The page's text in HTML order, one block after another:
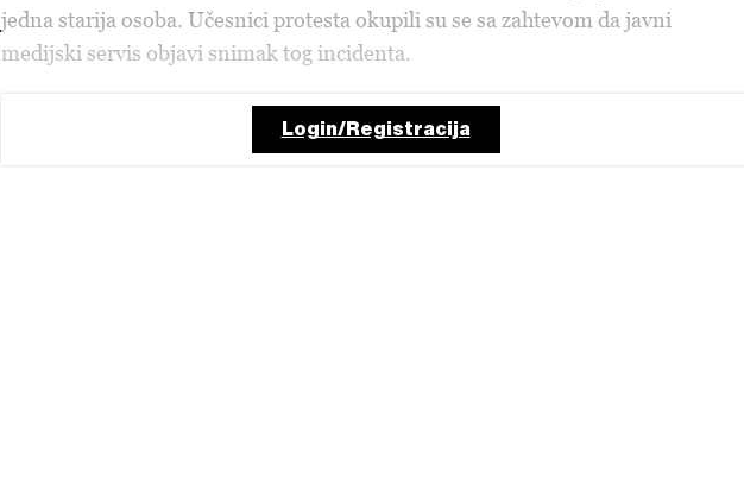
jedna starija osoba. Učesnici protesta okupili su se sa zahtevom da javni
medijski servis objavi snimak tog incidenta.
Login/Registracija